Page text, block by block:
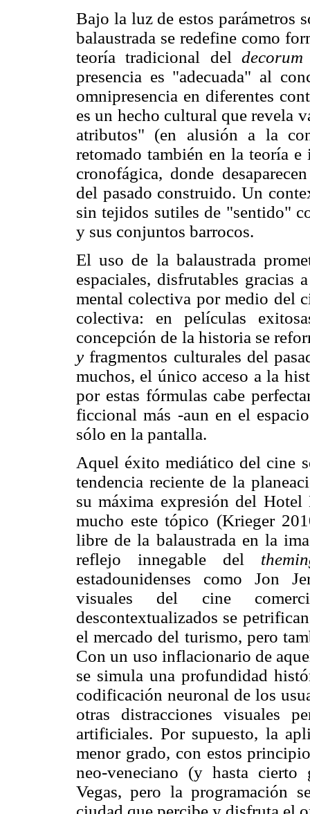
Bajo la luz de estos parámetros
balaustrada se redefine como
teoría tradicional del decorum
presencia es "adecuada" al
omnipresencia en diferentes
es un hecho cultural que revela
atributos" (en alusión a la
retomado también en la teoría
cronofágica, donde
del pasado construido. Un
sin tejidos sutiles de "sentido"
y sus conjuntos barrocos.
El uso de la balaustrada
espaciales, disfrutables gracias
mental colectiva por medio del
colectiva: en películas
concepción de la historia se
y fragmentos culturales del
muchos, el único acceso a la
por estas fórmulas cabe
ficcional más -aun en el
sólo en la pantalla.
Aquel éxito mediático del cine
tendencia reciente de la
su máxima expresión del
mucho este tópico (Krieger
libre de la balaustrada en la
reflejo innegable del
estadounidenses como Jon
visuales del cine
descontextualizados se
el mercado del turismo, pero
Con un uso inflacionario de
se simula una profundidad
codificación neuronal de los
otras distracciones visuales
artificiales. Por supuesto, la
menor grado, con estos
neo-veneciano (y hasta cierto
Vegas, pero la programación